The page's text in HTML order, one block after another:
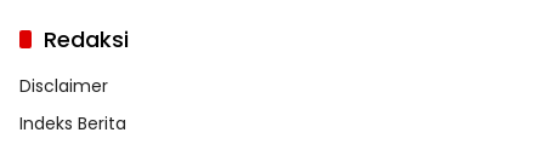
Redaksi
Disclaimer
Indeks Berita